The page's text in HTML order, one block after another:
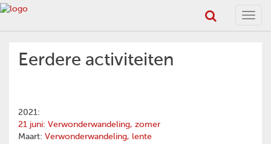
Eerdere activiteiten
2021:
21 juni: Verwonderwandeling, zomer
Maart: Verwonderwandeling, lente